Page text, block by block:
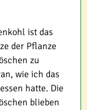
ist das
der Pflanze
zu
wie ich das
hatte. Die
blieben